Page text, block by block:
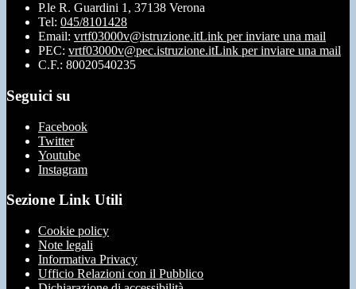
P.le R. Guardini 1, 37138 Verona
Tel: 045/8101428
Email: vrtf03000v@istruzione.itLink per inviare una mail
PEC: vrtf03000v@pec.istruzione.itLink per inviare una mail
C.F.: 80020540235
Seguici su
Facebook
Twitter
Youtube
Instagram
Sezione Link Utili
Cookie policy
Note legali
Informativa Privacy
Ufficio Relazioni con il Pubblico